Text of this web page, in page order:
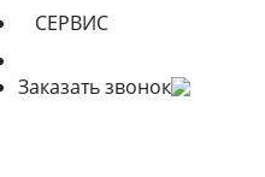
СЕРВИС
Заказать звонок